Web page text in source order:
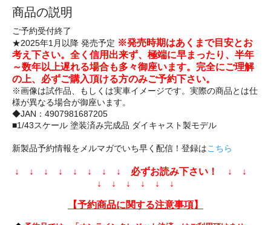
商品の説明
ご予約受付終了
★2025年1月以降 発売予定 ※発売時期はあくまで目安とお
考え下さい。全く信用出来ず、極端に早まったり、半年
～数年以上遅れる場合も多々御座います。完全にご理解
の上、必ずご購入頂ける方のみご予約下さい。
※画像は試作品、もしくは実車イメージです。実際の商品とは仕
様が異なる場合が御座います。
◆JAN：4907981687205
■1/43スケール 塗装済み完成品 ダイキャスト製モデル
新製品予約情報をメルマガでいち早く配信！登録はこちら
↓ ↓ ↓ ↓ ↓ ↓ ↓ ↓ 必ずお読み下さい！ ↓ ↓
↓ ↓ ↓ ↓ ↓ ↓
【予約商品に関する注意事項】